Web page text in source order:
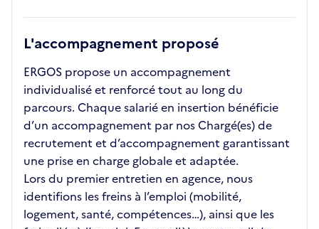
L'accompagnement proposé
ERGOS propose un accompagnement
individualisé et renforcé tout au long du
parcours. Chaque salarié en insertion bénéficie
d’un accompagnement par nos Chargé(es) de
recrutement et d’accompagnement garantissant
une prise en charge globale et adaptée.
Lors du premier entretien en agence, nous
identifions les freins à l’emploi (mobilité,
logement, santé, compétences…), ainsi que les